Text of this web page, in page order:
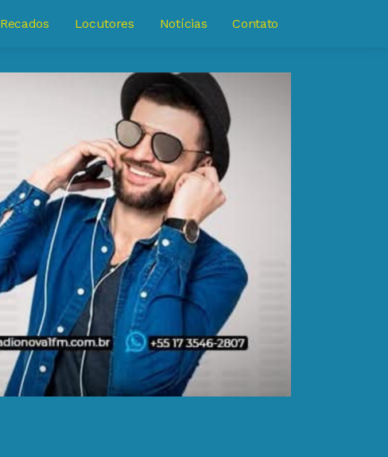
Recados Locutores Notícias Contato